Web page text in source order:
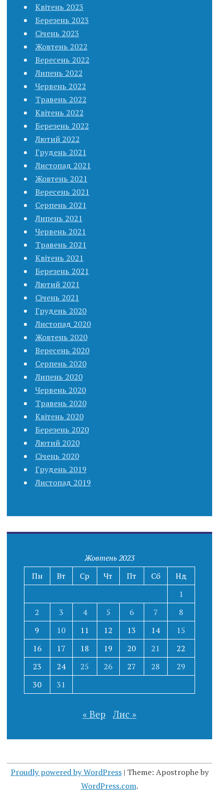
Квітень 2023
Березень 2023
Січень 2023
Жовтень 2022
Вересень 2022
Липень 2022
Червень 2022
Травень 2022
Квітень 2022
Березень 2022
Лютий 2022
Грудень 2021
Листопад 2021
Жовтень 2021
Вересень 2021
Серпень 2021
Липень 2021
Червень 2021
Травень 2021
Квітень 2021
Березень 2021
Лютий 2021
Січень 2021
Грудень 2020
Листопад 2020
Жовтень 2020
Вересень 2020
Серпень 2020
Липень 2020
Червень 2020
Травень 2020
Квітень 2020
Березень 2020
Лютий 2020
Січень 2020
Грудень 2019
Листопад 2019
Жовтень 2023
Пн
Вт Ср Чт Пт Сб
Нд
1
2
3 4 5 6 7
8
9
10 11 12 13 14
15
16
17 18 19 20 21
22
23
24 25 26 27 28
29
30
31
« Вер Лис »
Proudly powered by WordPress | Theme: Apostrophe by
WordPress.com.